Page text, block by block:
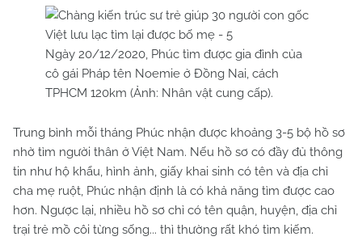
Ngày 20/12/2020, Phúc tìm được gia đình của
cô gái Pháp tên Noemie ở Đồng Nai, cách
TPHCM 120km (Ảnh: Nhân vật cung cấp).
Trung bình mỗi tháng Phúc nhận được khoảng 3-5 bộ hồ sơ
nhờ tìm người thân ở Việt Nam. Nếu hồ sơ có đầy đủ thông
tin như hộ khẩu, hình ảnh, giấy khai sinh có tên và địa chỉ
cha mẹ ruột, Phúc nhận định là có khả năng tìm được cao
hơn. Ngược lại, nhiều hồ sơ chỉ có tên quận, huyện, địa chỉ
trại trẻ mồ côi từng sống... thì thường rất khó tìm kiếm.